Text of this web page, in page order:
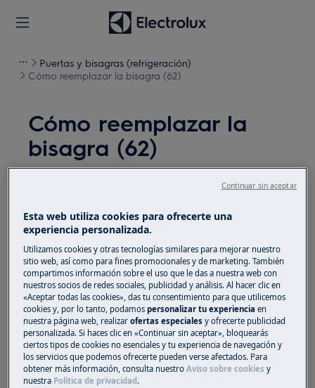
Puertas y bisagras (refrigeración)
Cómo reemplazar la bisagra (62)
Cómo reemplazar la
bisagra (62)
Antes de cualquier operación de mantenimiento,
apague el aparato y desconecte el enchufe de red de
latoma de corriente.
Siempre tenga cuidado al mover electrodomésticos,
para electrodomésticos pesados son necesarias dos
personas para moverlos.
Utilice siempre guantes de seguridad y calzado
cerrado.
Tenga en cuenta que la autoreparación o la
Esta web utiliza cookies para ofrecerte una
experiencia personalizada.
Utilizamos cookies y otras tecnologías similares para mejorar nuestro
sitio web, así como para fines promocionales y de marketing. También
compartimos información sobre el uso que le das a nuestra web con
nuestros socios de redes sociales, publicidad y análisis. Al hacer clic en
«Aceptar todas las cookies», das tu consentimiento para que utilicemos
cookies y, por lo tanto, podamospersonalizar tu experienciaen
nuestra página web, realizarofertas especiales y ofrecerte publicidad
personalizada. Si haces clic en «Continuar sin aceptar», bloquearás
ciertos tipos de cookies no esenciales y tu experiencia de navegación y
los servicios que podemos ofrecerte pueden verse afectados. Para
obtener más información, consulta nuestroAviso sobre cookies y
nuestra Política de privacidad.
Continuar sin aceptar